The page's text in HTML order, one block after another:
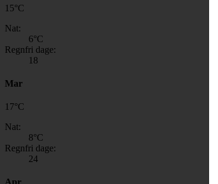
15°C
Nat:
6°C
Regnfri dage:
18
Mar
17°C
Nat:
8°C
Regnfri dage:
24